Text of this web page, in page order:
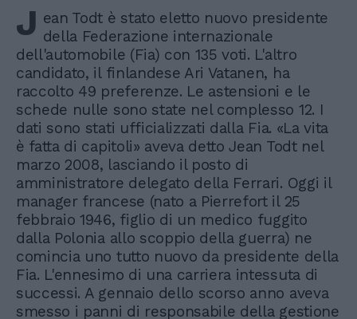
J ean Todt è stato eletto nuovo presidente
della Federazione internazionale
dell'automobile (Fia) con 135 voti. L'altro
candidato, il finlandese Ari Vatanen, ha
raccolto 49 preferenze. Le astensioni e le
schede nulle sono state nel complesso 12. I
dati sono stati ufficializzati dalla Fia. «La vita
è fatta di capitoli» aveva detto Jean Todt nel
marzo 2008, lasciando il posto di
amministratore delegato della Ferrari. Oggi il
manager francese (nato a Pierrefort il 25
febbraio 1946, figlio di un medico fuggito
dalla Polonia allo scoppio della guerra) ne
comincia uno tutto nuovo da presidente della
Fia. L'ennesimo di una carriera intessuta di
successi. A gennaio dello scorso anno aveva
smesso i panni di responsabile della gestione